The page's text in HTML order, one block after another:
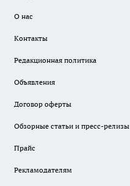
О нас
Контакты
Редакционная политика
Объявления
Договор оферты
Обзорные статьи и пресс-релизы
Прайс
Рекламодателям